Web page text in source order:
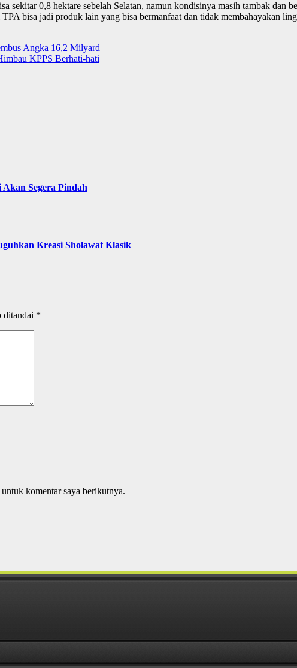
sekitar 0,8 hektare sebelah Selatan, namun kondisinya masih tambak dan
bisa jadi produk lain yang bisa bermanfaat dan tidak membahayakan
Angka 16,2 Milyard
KPPS Berhati-hati
Segera Pindah
Kreasi Sholawat Klasik
ditandai *
komentar saya berikutnya.